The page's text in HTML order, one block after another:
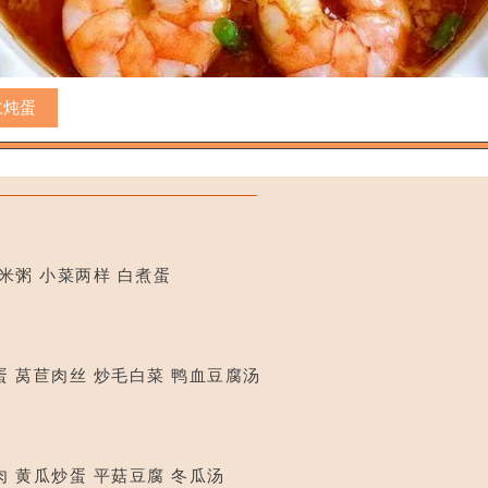
蛋
粥 小菜两样 白煮蛋
莴苣肉丝 炒毛白菜 鸭血豆腐汤
黄瓜炒蛋 平菇豆腐 冬瓜汤